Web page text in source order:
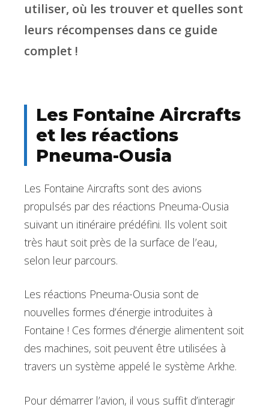
utiliser, où les trouver et quelles sont
leurs récompenses dans ce guide
complet !
Les Fontaine Aircrafts
et les réactions
Pneuma-Ousia
Les Fontaine Aircrafts sont des avions
propulsés par des réactions Pneuma-Ousia
suivant un itinéraire prédéfini. Ils volent soit
très haut soit près de la surface de l’eau,
selon leur parcours.
Les réactions Pneuma-Ousia sont de
nouvelles formes d’énergie introduites à
Fontaine ! Ces formes d’énergie alimentent soit
des machines, soit peuvent être utilisées à
travers un système appelé le système Arkhe.
Pour démarrer l’avion, il vous suffit d’interagir